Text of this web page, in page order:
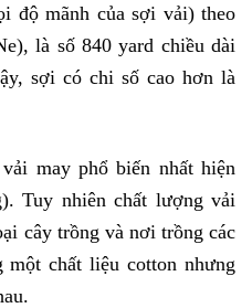
độ mãnh của sợi vải) theo
là số 840 yard chiều dài
sợi có chi số cao hơn là
may phổ biến nhất hiện
Tuy nhiên chất lượng vải
cây trồng và nơi trồng các
chất liệu cotton nhưng